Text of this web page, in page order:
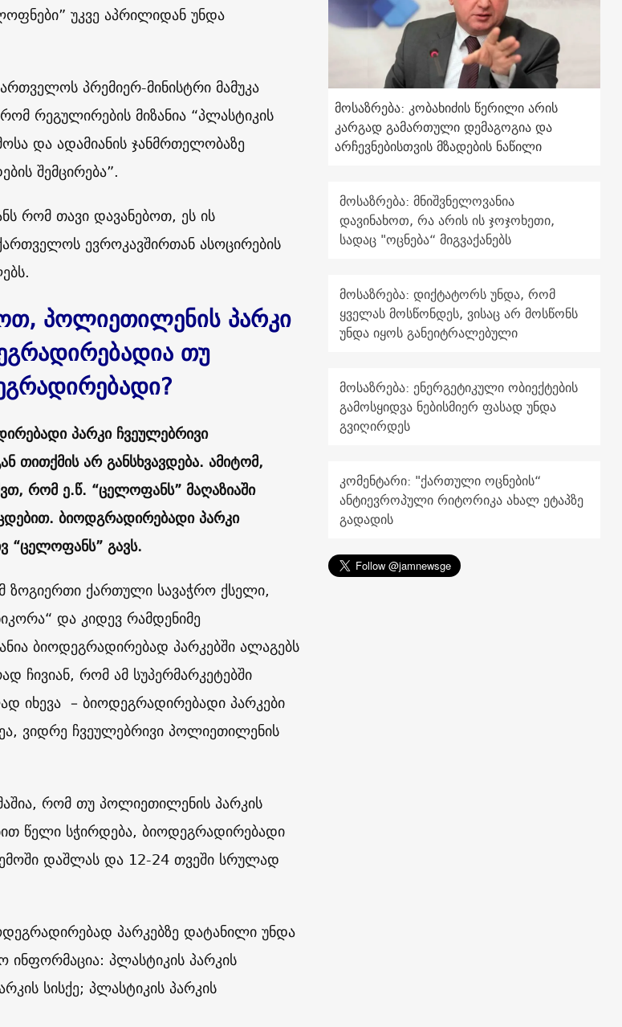
უკვე აპრილიდან უნდა
პრემიერ-მინისტრი მამუკა
რეგულირების მიზანია “პლასტიკის
და ადამიანის ჯანმრთელობაზე
შემცირება”.
რომ თავი დავანებოთ, ეს ის
ევროკავშირთან ასოცირების
, პოლიეთილენის პარკი
თუ
?
პარკი ჩვეულებრივი
თითქმის არ განსხვავდება. ამიტომ,
რომ ე.წ. “ცელოფანს” მაღაზიაში
ბიოდგრადირებადი პარკი
“ცელოფანს” გავს.
ზოგიერთი ქართული სავაჭრო ქსელი,
და კიდევ რამდენიმე
ბიოდეგრადირებად პარკებში ალაგებს
ჩივიან, რომ ამ სუპერმარკეტებში
იხევა – ბიოდეგრადირებადი პარკები
ვიდრე ჩვეულებრივი პოლიეთილენის
რომ თუ პოლიეთილენის პარკის
წელი სჭირდება, ბიოდეგრადირებადი
დაშლას და 12-24 თვეში სრულად
პარკებზე დატანილი უნდა
პლასტიკის პარკის
სისქე; პლასტიკის პარკის
მოსაზრება: კობახიძის წერილი არის
კარგად გამართული დემაგოგია და
არჩევნებისთვის მზადების ნაწილი
მოსაზრება: მნიშვნელოვანია
დავინახოთ, რა არის ის ჯოჯოხეთი,
სადაც "ოცნება“ მიგვაქანებს
მოსაზრება: დიქტატორს უნდა, რომ
ყველას მოსწონდეს, ვისაც არ მოსწონს
უნდა იყოს განეიტრალებული
მოსაზრება: ენერგეტიკული ობიექტების
გამოსყიდვა ნებისმიერ ფასად უნდა
გვიღირდეს
კომენტარი: "ქართული ოცნების“
ანტიევროპული რიტორიკა ახალ ეტაპზე
გადადის